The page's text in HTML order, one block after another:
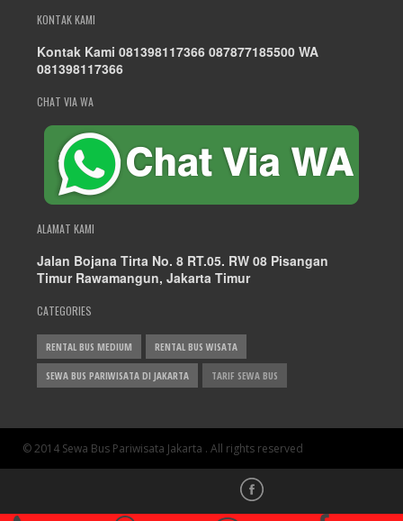
KONTAK KAMI
Kontak Kami 081398117366 087877185500 WA
081398117366
CHAT VIA WA
ALAMAT KAMI
Jalan Bojana Tirta No. 8 RT.05. RW 08 Pisangan
Timur Rawamangun, Jakarta Timur
CATEGORIES
RENTAL BUS MEDIUM RENTAL BUS WISATA
SEWA BUS PARIWISATA DI JAKARTA TARIF SEWA BUS
© 2014 Sewa Bus Pariwisata Jakarta . All rights reserved